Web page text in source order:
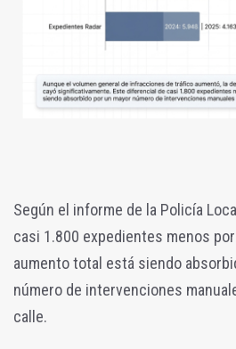
Según el informe de la Policía
casi 1.800 expedientes menos
aumento total está siendo
número de intervenciones
calle.